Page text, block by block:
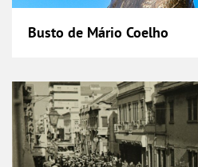
Busto de Mário Coelho
Café Central / Posto de